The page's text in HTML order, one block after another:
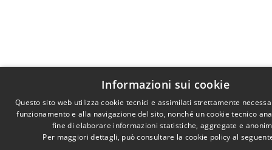
Informazioni sui cookie
Questo sito web utilizza cookie tecnici e assimilati strettamente
funzionamento e alla navigazione del sito, nonché un cookie tecnico
fine di elaborare informazioni statistiche, aggregate e
Per maggiori dettagli, può consultare la cookie policy al